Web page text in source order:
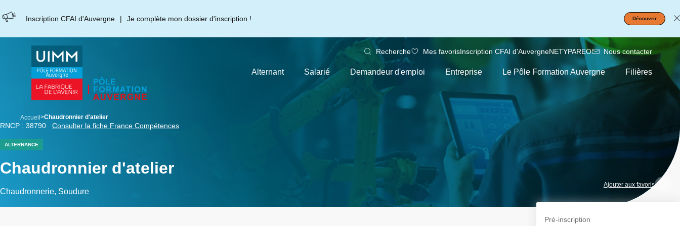
au
Inscription CFAI d'Auvergne Je complète mon dossier d'inscription ! Découvrir
Recherche Mes favorisInscription CFAI d'AuvergneNETYPAREO Nous contacter
Alternant Salarié Demandeur d'emploi Entreprise Le Pôle Formation Auvergne Filières
Accueil Chaudronnier d'atelier
RNCP : 38790 Consulter la fiche France Compétences
ALTERNANCE
Chaudronnier d'atelier
Chaudronnerie, Soudure
Ajouter aux favoris
Pré-inscription